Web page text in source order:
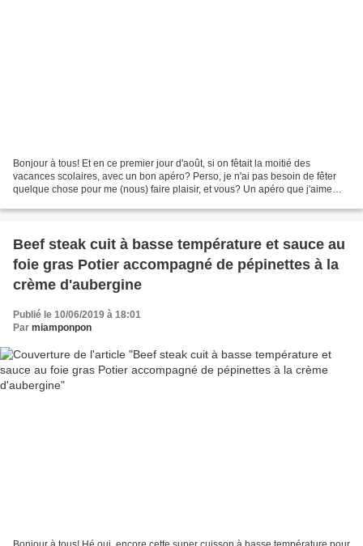
Bonjour à tous! Et en ce premier jour d'août, si on fêtait la moitié des
vacances scolaires, avec un bon apéro? Perso, je n'ai pas besoin de fêter
quelque chose pour me (nous) faire plaisir, et vous? Un apéro que j'aime
Beef steak cuit à basse température et sauce au
foie gras Potier accompagné de pépinettes à la
crème d'aubergine
Publié le 10/06/2019 à 18:01
Par miamponpon